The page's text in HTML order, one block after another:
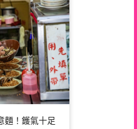
麵！鑊氣十足